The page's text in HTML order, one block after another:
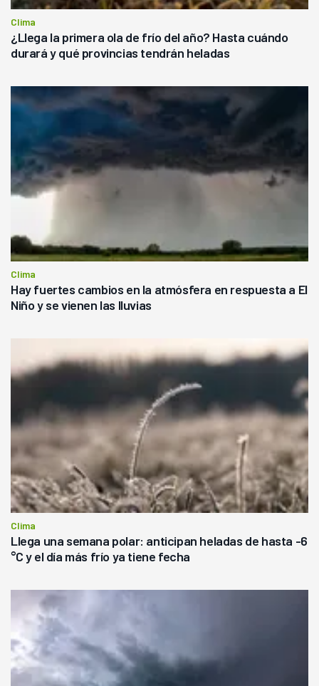
Clima
¿Llega la primera ola de frío del año? Hasta cuándo
durará y qué provincias tendrán heladas
Clima
Hay fuertes cambios en la atmósfera en respuesta a El
Niño y se vienen las lluvias
Clima
Llega una semana polar: anticipan heladas de hasta -6
°C y el día más frío ya tiene fecha